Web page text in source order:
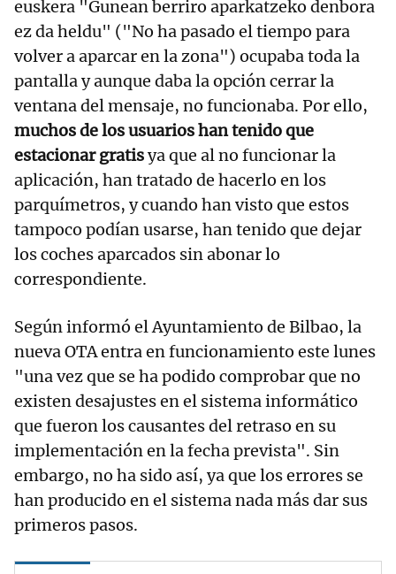
euskera "Gunean berriro aparkatzeko denbora
ez da heldu" ("No ha pasado el tiempo para
volver a aparcar en la zona") ocupaba toda la
pantalla y aunque daba la opción cerrar la
ventana del mensaje, no funcionaba. Por ello,
muchos de los usuarios han tenido que
estacionar gratisya que al no funcionar la
aplicación, han tratado de hacerlo en los
parquímetros, y cuando han visto que estos
tampoco podían usarse, han tenido que dejar
los coches aparcados sin abonar lo
correspondiente.
Según informó el Ayuntamiento de Bilbao, la
nueva OTA entra en funcionamiento este lunes
"una vez que se ha podido comprobar que no
existen desajustes en el sistema informático
que fueron los causantes del retraso en su
implementación en la fecha prevista". Sin
embargo, no ha sido así, ya que los errores se
han producido en el sistema nada más dar sus
primeros pasos.